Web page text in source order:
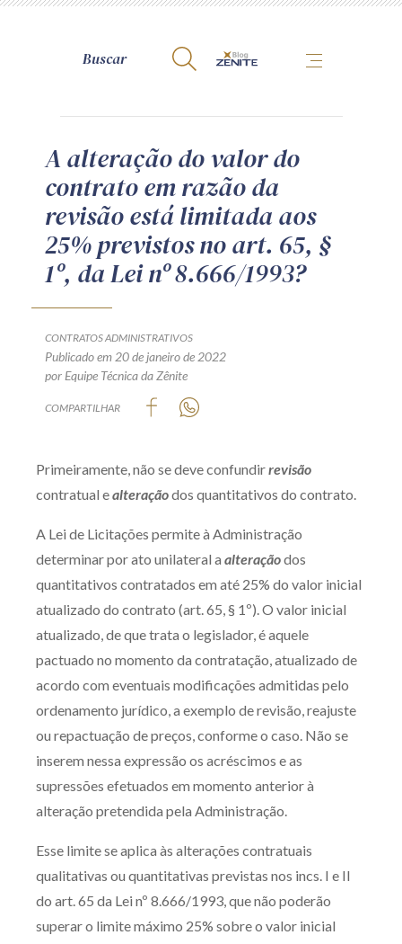
A Zênite
Como publicar conosco
Site da Zênite
Contato
Termos de uso
Encarregado (contato)
Zênite Fácil IA
Zênite Play
Orientação por Escrito
Mentoria Zênite
Capacitação
Zênite Online
Eventos presenciais
Zênite in Company
Av. Sete de Setembro, 4698
Batel Curitiba/ PR CEP80240-000
A alteração do valor do
contrato em razão da
revisão está limitada aos
25% previstos no art. 65, §
1º, da Lei nº 8.666/1993?
CONTRATOS ADMINISTRATIVOS
Publicado em 20 de janeiro de 2022
por Equipe Técnica da Zênite
COMPARTILHAR
Primeiramente, não se deve confundirrevisão
contratual ealteraçãodos quantitativos do contrato.
A Lei de Licitações permite à Administração
determinar por ato unilateral a alteraçãodos
quantitativos contratados em até 25% do valor inicial
atualizado do contrato (art. 65, § 1º). O valor inicial
atualizado, de que trata o legislador, é aquele
pactuado no momento da contratação, atualizado de
acordo com eventuais modificações admitidas pelo
ordenamento jurídico, a exemplo de revisão, reajuste
ou repactuação de preços, conforme o caso. Não se
inserem nessa expressão os acréscimos e as
supressões efetuados em momento anterior à
alteração pretendida pela Administração.
Esse limite se aplica às alterações contratuais
qualitativas ou quantitativas previstas nos incs. I e II
do art. 65 da Lei nº 8.666/1993, que não poderão
superar o limite máximo 25% sobre o valor inicial